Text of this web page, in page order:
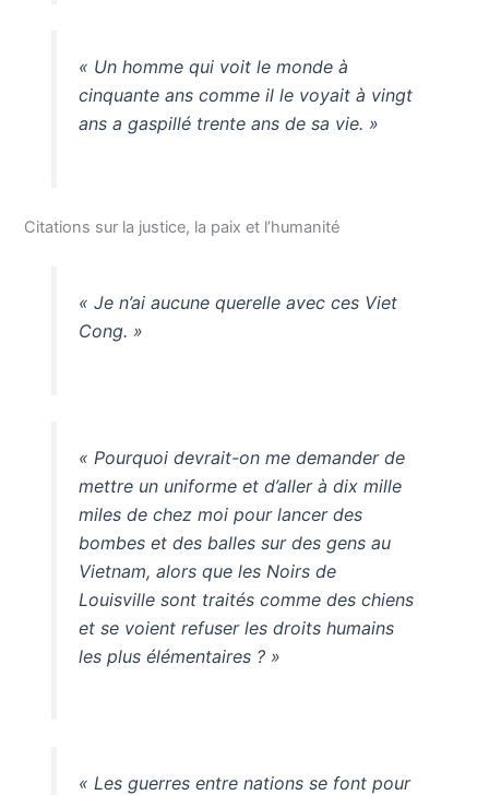
« Un homme qui voit le monde à
cinquante ans comme il le voyait à vingt
ans a gaspillé trente ans de sa vie. »
Citations sur la justice, la paix et l’humanité
« Je n’ai aucune querelle avec ces Viet
Cong. »
« Pourquoi devrait-on me demander de
mettre un uniforme et d’aller à dix mille
miles de chez moi pour lancer des
bombes et des balles sur des gens au
Vietnam, alors que les Noirs de
Louisville sont traités comme des chiens
et se voient refuser les droits humains
les plus élémentaires ? »
« Les guerres entre nations se font pour